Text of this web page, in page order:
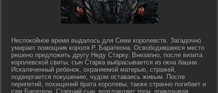
Неспокойное время выдалось для Семи королевств. Загадочно
умирает помощник короля Р. Баратеона. Освободившееся место
решено предложить другу Неду Старку. Внезапно, после визита
королевской свиты, сын Старка выбрасывается из окна башни.
Искалеченный ребенок, охраняемой матерью, стражей,
подвергается покушению, чудом оставаясь живым. После
перипетий, похищений брата королевы, также странно погибает и
сам Баратеон. Старший сын, возглавляет трон, приказывая